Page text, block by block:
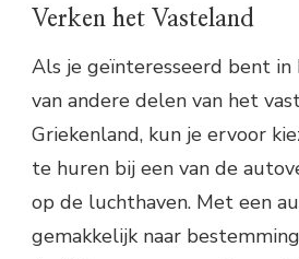
Verken het Vasteland
Als je geïnteresseerd bent in
van andere delen van het
Griekenland, kun je ervoor
te huren bij een van de
op de luchthaven. Met een
gemakkelijk naar